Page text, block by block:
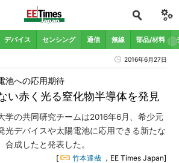
デバイス センシング 通信 無線 部品/材料
2016年6月27日
い赤く光る窒化物半導体を発見
池への応用期待
学の共同研究チームは2016年6月、希少元
光デバイスや太陽電池に応用できる新たな
成したと発表した。
[ 竹本達哉 ，EE Times Japan]